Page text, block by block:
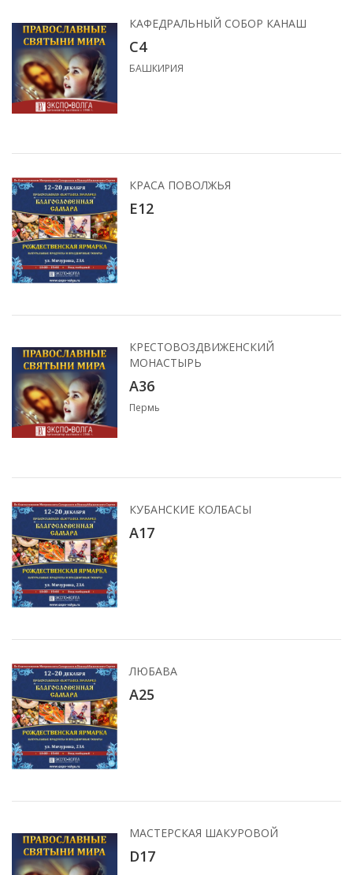
КАФЕДРАЛЬНЫЙ СОБОР КАНАШ
С4
БАШКИРИЯ
КРАСА ПОВОЛЖЬЯ
Е12
КРЕСТОВОЗДВИЖЕНСКИЙ
МОНАСТЫРЬ
A36
Пермь
КУБАНСКИЕ КОЛБАСЫ
A17
ЛЮБАВА
А25
МАСТЕРСКАЯ ШАКУРОВОЙ
D17